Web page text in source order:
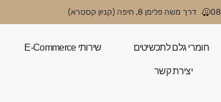
דרך משה פלימן 8, חיפה (קניון קסטרא)
חומרי גלם לתכשיטים שירותי E-Commerce
יצירת קשר